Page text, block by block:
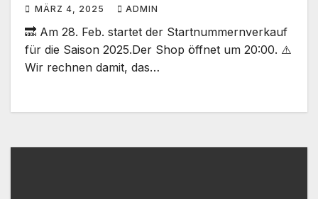
MÄRZ 4, 2025 ADMIN
🔜 Am 28. Feb. startet der Startnummernverkauf
für die Saison 2025.Der Shop öffnet um 20:00. ⚠️
Wir rechnen damit, das…